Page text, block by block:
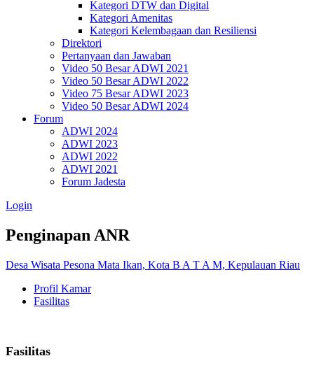
Kategori DTW dan Digital
Kategori Amenitas
Kategori Kelembagaan dan Resiliensi
Direktori
Pertanyaan dan Jawaban
Video 50 Besar ADWI 2021
Video 50 Besar ADWI 2022
Video 75 Besar ADWI 2023
Video 50 Besar ADWI 2024
Forum
ADWI 2024
ADWI 2023
ADWI 2022
ADWI 2021
Forum Jadesta
Login
Penginapan ANR
Desa Wisata Pesona Mata Ikan, Kota B A T A M, Kepulauan Riau
Profil Kamar
Fasilitas
Fasilitas